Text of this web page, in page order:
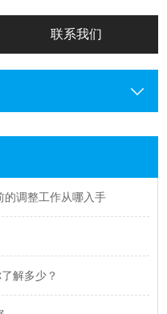
联系我们
的调整工作从哪入手
解多少？